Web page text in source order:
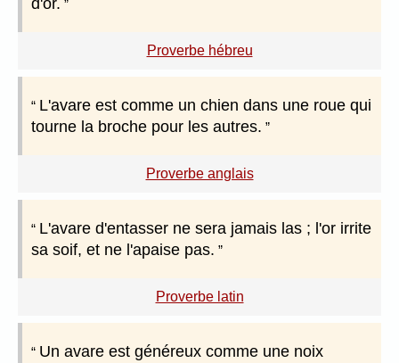
d'or.
Proverbe hébreu
L'avare est comme un chien dans une roue qui
tourne la broche pour les autres.
Proverbe anglais
L'avare d'entasser ne sera jamais las ; l'or irrite
sa soif, et ne l'apaise pas.
Proverbe latin
Un avare est généreux comme une noix